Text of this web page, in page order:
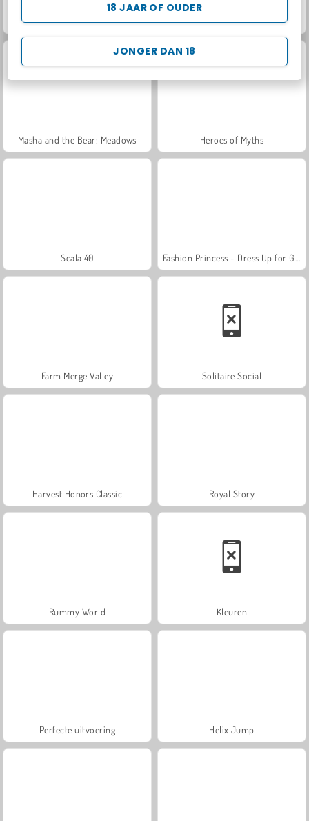
JONGER DAN 18
18 JAAR OF OUDER
Trollface Quest: USA 2 Grand Mahjong Connect
Masha and the Bear: Meadows Heroes of Myths
Scala 40
Farm Merge Valley Solitaire Social
Harvest Honors Classic Royal Story
Rummy World Kleuren
Perfecte uitvoering Helix Jump